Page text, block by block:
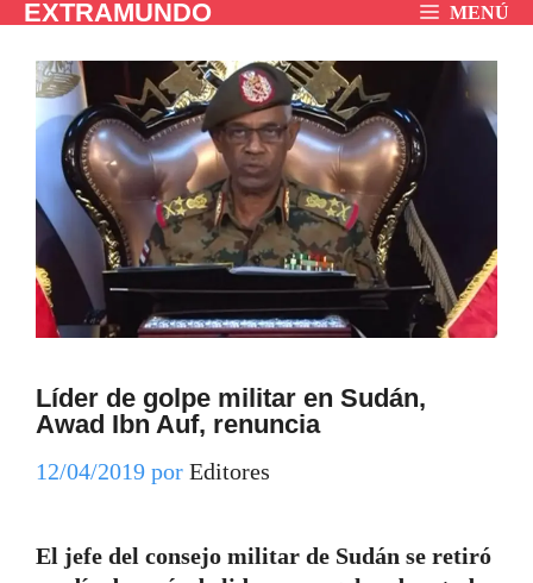
Saltar
contenido
EXTRAMUNDO MENÚ
Líder de golpe militar en Sudán,
Awad Ibn Auf, renuncia
12/04/2019 por Editores
El jefe del consejo militar de Sudán se retiró